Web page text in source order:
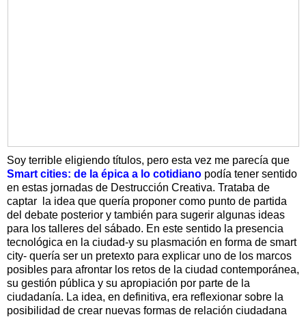
Soy terrible eligiendo títulos, pero esta vez me parecía que
Smart cities: de la épica a lo cotidiano podía tener sentido
en estas jornadas de Destrucción Creativa. Trataba de
captar la idea que quería proponer como punto de partida
del debate posterior y también para sugerir algunas ideas
para los talleres del sábado. En este sentido la presencia
tecnológica en la ciudad-y su plasmación en forma de smart
city- quería ser un pretexto para explicar uno de los marcos
posibles para afrontar los retos de la ciudad contemporánea,
su gestión pública y su apropiación por parte de la
ciudadanía. La idea, en definitiva, era reflexionar sobre la
posibilidad de crear nuevas formas de relación ciudadana